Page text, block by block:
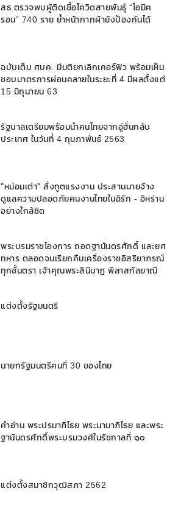
สธ.ตรวจพบผู้ติดเชื้อโควิดสายพันธุ์ “โอมิค
รอน” 740 ราย ย้ำหน้ากากผ้ายังป้องกันได้
ฉบับเต็ม ศบค. มีมติยกเลิกเคอร์ฟิว พร้อมเห็น
ชอบมาตรการผ่อนคลายในระยะที่ 4 มีผลตั้งแต่
15 มิถุนายน 63
รัฐบาลเตรียมพร้อมนำคนไทยจากอู่ฮั่นกลับ
ประเทศ ในวันที่ 4 กุมภาพันธ์ 2563
"หม่อมเต่า" สั่งทูตแรงงาน ประสานนายจ้าง
ดูแลความปลอดภัยคนงานไทยในอิรัก - อิหร่าน
อย่างใกล้ชิด
พระบรมราชโองการ ถอดฐานันดรศักดิ์ และยศ
ทหาร ตลอดจนเรียกคืนเครื่องราชอิสริยาภรณ์
ทุกชั้นตรา เจ้าคุณพระสินีนาฏ พิลาสกัลยาณี
แต่งตั้งรัฐมนตรี
นายกรัฐมนตรีคนที่ 30 ของไทย
คำอ่าน พระปรมาภิไธย พระนามาภิไธย และพระ
ฐานันดรศักดิ์พระบรมวงศ์ในรัชกาลที่ ๑๐
แต่งตั้งสมาชิกวุฒิสภา 2562